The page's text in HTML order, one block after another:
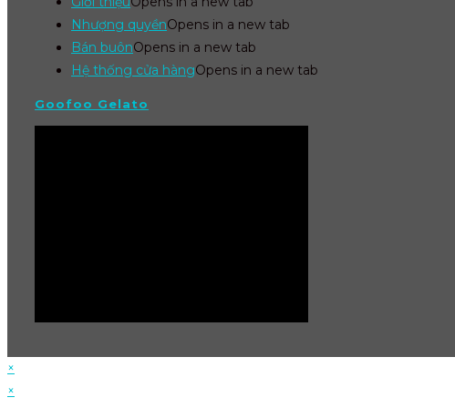
Nhượng quyềnOpens in a new tab
Bán buônOpens in a new tab
Hệ thống cửa hàngOpens in a new tab
Goofoo Gelato
×
×